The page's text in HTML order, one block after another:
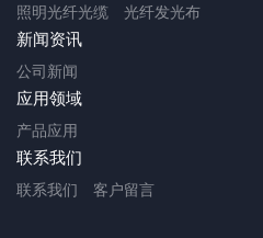
照明光纤光缆
光纤发光布
新闻资讯
公司新闻
应用领域
产品应用
联系我们
联系我们 客户留言